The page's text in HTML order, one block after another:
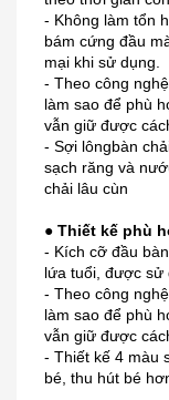
- Không làm tổn
bám cứng đầu
mại khi sử dụng.
- Theo công
làm sao để phù
vẫn giữ được
- Sợi lôngbàn
sạch răng và
chải lâu cùn
● Thiết kế phù
- Kích cỡ đầu
lứa tuổi, được sử
- Theo công
làm sao để phù
vẫn giữ được
- Thiết kế 4 màu
bé, thu hút bé